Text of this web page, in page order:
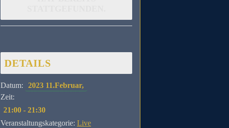
DETAILS
Datum:
2023 11.Februar,
Zeit:
21:00 - 21:30
Veranstaltungskategorie: Live